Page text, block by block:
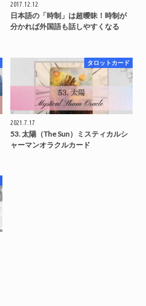
2017.12.12
日本語の「時制」は超曖昧！時制が
分かれば外国語も話しやすくなる
タロットカード
2021.7.17
53. 太陽（The Sun）ミスティカルシ
ャーマンオラクルカード